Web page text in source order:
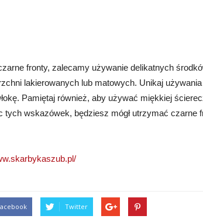
fronty, zalecamy używanie delikatnych
lakierowanych lub matowych. Unikaj
Pamiętaj również, aby używać miękkiej
wskazówek, będziesz mógł utrzymać czarne
Twitter